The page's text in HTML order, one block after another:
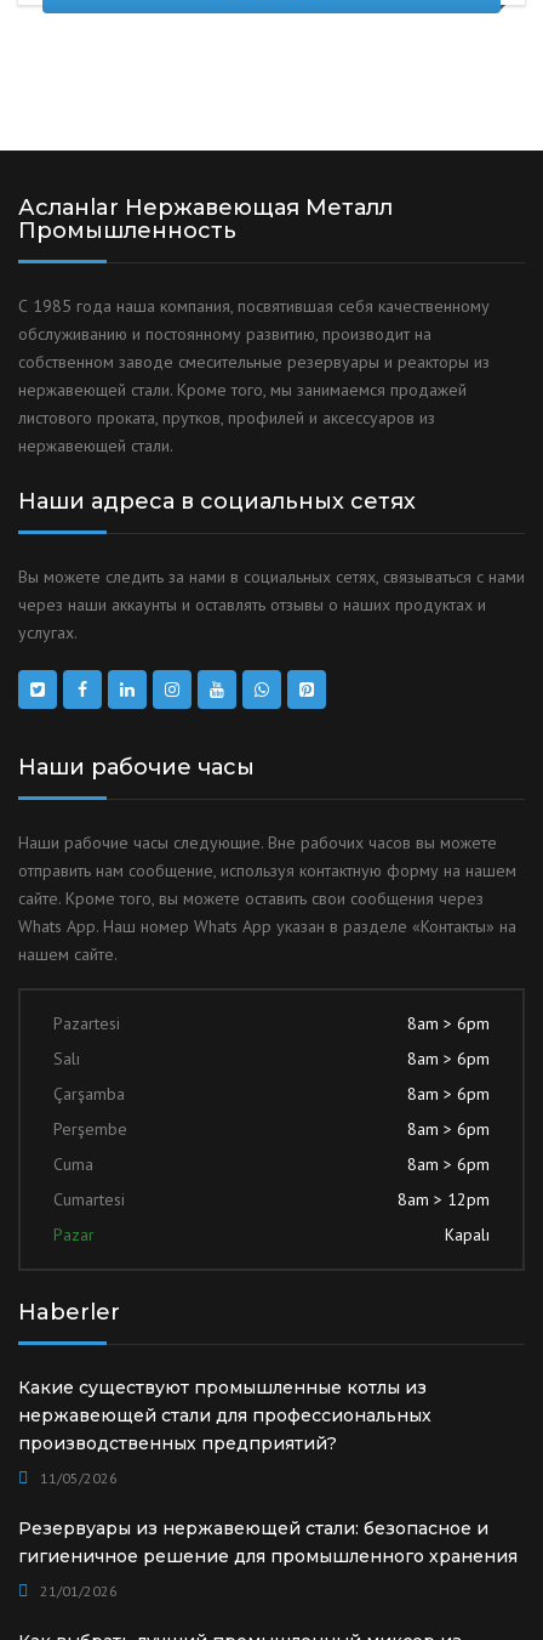
Асланlar Нержавеющая Металл
Промышленность
С 1985 года наша компания, посвятившая себя качественному
обслуживанию и постоянному развитию, производит на
собственном заводе смесительные резервуары и реакторы из
нержавеющей стали. Кроме того, мы занимаемся продажей
листового проката, прутков, профилей и аксессуаров из
нержавеющей стали.
Наши адреса в социальных сетях
Вы можете следить за нами в социальных сетях, связываться с нами
через наши аккаунты и оставлять отзывы о наших продуктах и
услугах.
Наши рабочие часы
Наши рабочие часы следующие. Вне рабочих часов вы можете
отправить нам сообщение, используя контактную форму на нашем
сайте. Кроме того, вы можете оставить свои сообщения через
Whats App. Наш номер Whats App указан в разделе «Контакты» на
нашем сайте.
Pazartesi
8am > 6pm
Salı
8am > 6pm
Çarşamba
8am > 6pm
Perşembe
8am > 6pm
Cuma
8am > 6pm
Cumartesi
8am > 12pm
Pazar
Kapalı
Haberler
Какие существуют промышленные котлы из
нержавеющей стали для профессиональных
производственных предприятий?
11/05/2026
Резервуары из нержавеющей стали: безопасное и
гигиеничное решение для промышленного хранения
21/01/2026